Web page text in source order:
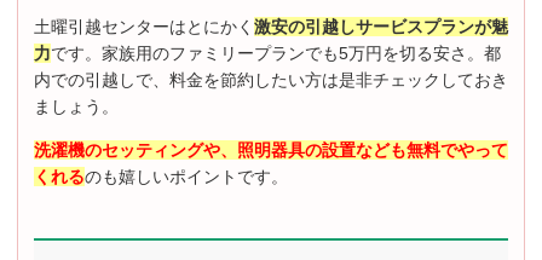
土曜引越センターはとにかく 激安の引越しサービスプランが魅
力です。家族用のファミリープランでも5万円を切る安さ。都
内での引越しで、料金を節約したい方は是非チェックしておき
ましょう。
洗濯機のセッティングや、照明器具の設置なども無料でやって
くれるのも嬉しいポイントです。